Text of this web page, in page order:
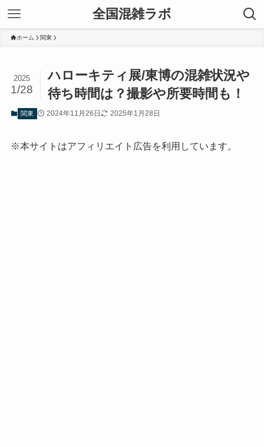
全国混雑ラボ
ホーム 関東
ハローキティ展/東博の混雑状況や
待ち時間は？撮影や所要時間も！
2025
1/28
関東 2024年11月26日 2025年1月28日
※本サイトはアフィリエイト広告を利用しています。